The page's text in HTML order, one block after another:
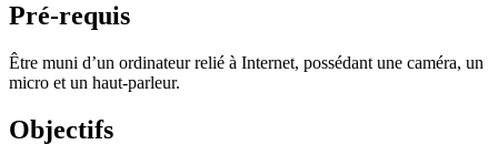
Pré-requis
Être muni d’un ordinateur relié à Internet, possédant une caméra, un
micro et un haut-parleur.
Objectifs